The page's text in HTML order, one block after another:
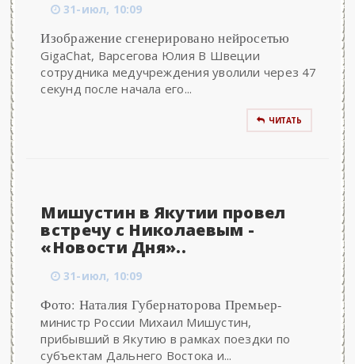
31-июл, 10:09
Изображение сгенерировано нейросетью
GigaChat, Варсегова Юлия В Швеции
сотрудника медучреждения уволили через 47
секунд после начала его...
ЧИТАТЬ
Мишустин в Якутии провел
встречу с Николаевым -
«Новости Дня»..
31-июл, 10:09
Фото: Наталия Губернаторова Премьер-
министр России Михаил Мишустин,
прибывший в Якутию в рамках поездки по
субъектам Дальнего Востока и...